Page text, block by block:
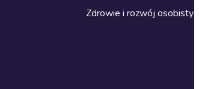
Zdrowie i rozwój osobisty